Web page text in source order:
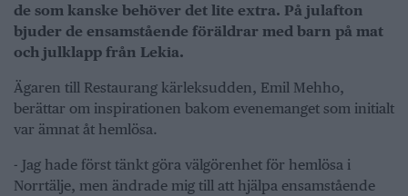
de som kanske behöver det lite extra. På julafton
bjuder de ensamstående föräldrar med barn på mat
och julklapp från Lekia.
Ägaren till Restaurang kärleksudden, Emil Mehho,
berättar om inspirationen bakom evenemanget som initialt
var ämnat åt hemlösa.
- Jag hade först tänkt göra välgörenhet för hemlösa i
Norrtälje, men ändrade mig till att hjälpa ensamstående